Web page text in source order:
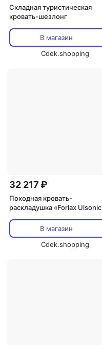
Складная туристическая
кровать-шезлонг
В магазин
Cdek.shopping
32 217 ₽
Походная кровать-
раскладушка «Forlax Ulsonic
В магазин
Cdek.shopping